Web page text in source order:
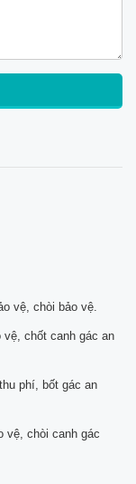
vệ, chòi bảo vệ.
vệ, chốt canh gác an
phí, bốt gác an
vệ, chòi canh gác